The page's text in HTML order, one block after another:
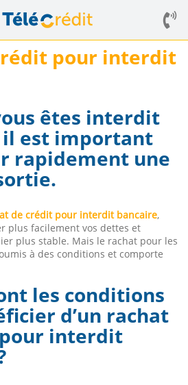
pour interdit
êtes interdit
il est important
rapidement une
de crédit pour interdit bancaire,
plus facilement vos dettes et
plus stable. Mais le rachat pour les
à des conditions et comporte
les conditions
d’un rachat
interdit